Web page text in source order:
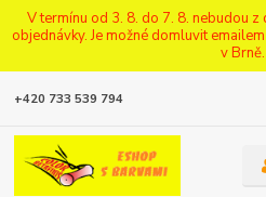
V termínu od 3. 8. do 7. 8. nebudou
objednávky. Je možné domluvit
v Brně.
+420 733 539 794